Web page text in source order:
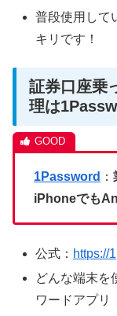
普段使用して
キリです！
証券口座乗
理は
1Password ：
iPhoneでも
公式： https://
どんな端末を
ワードアプリ